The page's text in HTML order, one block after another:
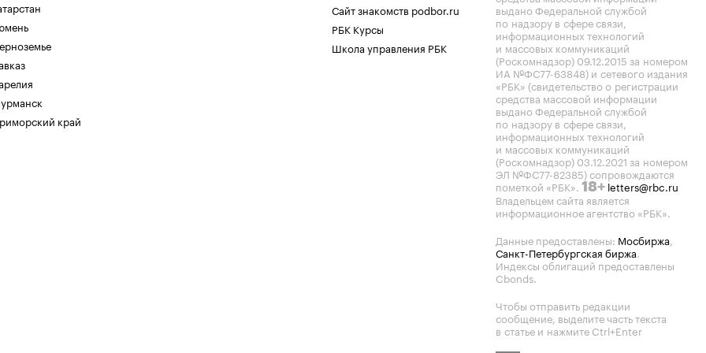
край
Сайт знакомств podbor.ru
РБК Курсы
Школа управления РБК
выдано Федеральной службой
по надзору в сфере связи,
информационных технологий
и массовых коммуникаций
(Роскомнадзор) 09.12.2015 за номером
ИА №ФС77-63848) и сетевого издания
«РБК» (свидетельство о регистрации
средства массовой информации
выдано Федеральной службой
по надзору в сфере связи,
информационных технологий
и массовых коммуникаций
(Роскомнадзор) 03.12.2021 за номером
ЭЛ №ФС77-82385) сопровождаются
пометкой «РБК». 18+ letters@rbc.ru
Владельцем сайта является
информационное агентство «РБК».
Данные предоставлены: Мосбиржа,
Санкт-Петербургская биржа.
Индексы облигаций предоставлены
Cbonds.
Чтобы отправить редакции
сообщение, выделите часть текста
в статье и нажмите Ctrl+Enter